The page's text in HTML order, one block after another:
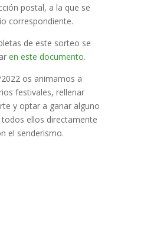
postal, a la que se
correspondiente.
de este sorteo se
en este documento.
os animamos a
festivales, rellenar
y optar a ganar alguno
ellos directamente
el senderismo.